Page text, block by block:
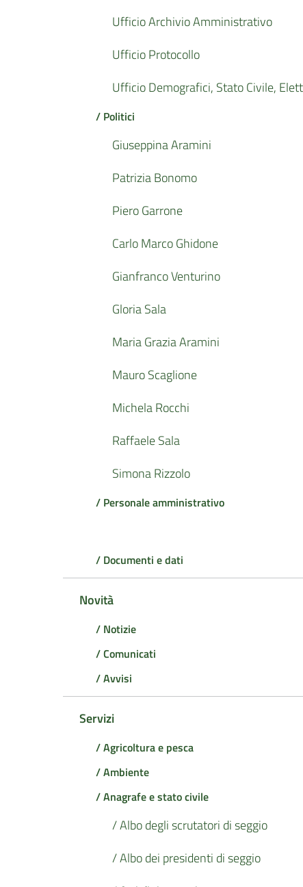
Ufficio Archivio Amministrativo
Ufficio Protocollo
Ufficio Demografici, Stato Civile,
/ Politici
Giuseppina Aramini
Patrizia Bonomo
Piero Garrone
Carlo Marco Ghidone
Gianfranco Venturino
Gloria Sala
Maria Grazia Aramini
Mauro Scaglione
Michela Rocchi
Raffaele Sala
Simona Rizzolo
/ Personale amministrativo
/ Documenti e dati
Novità
/ Notizie
/ Comunicati
/ Avvisi
Servizi
/ Agricoltura e pesca
/ Ambiente
/ Anagrafe e stato civile
/ Albo degli scrutatori di seggio
/ Albo dei presidenti di seggio